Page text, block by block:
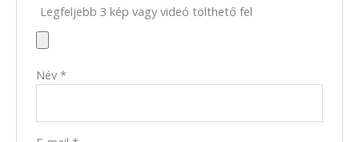
Legfeljebb 3 kép vagy videó tölthető fel
Név*